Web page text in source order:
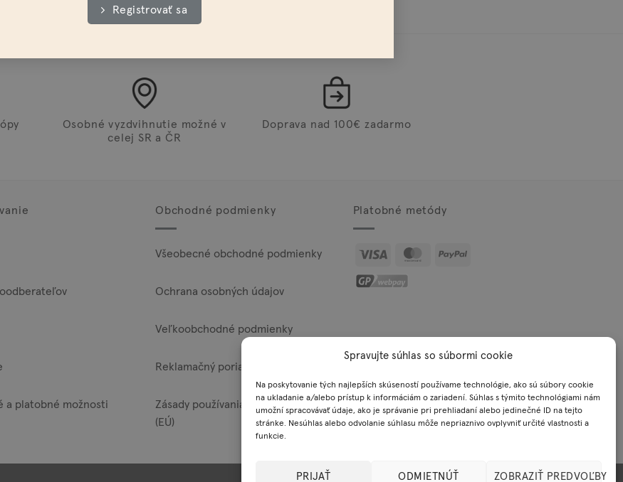
Registrovať sa
Spravujte súhlas so súbormi cookie
Na poskytovanie tých najlepších skúseností používame technológie, ako sú súbory cookie
na ukladanie a/alebo prístup k informáciám o zariadení. Súhlas s týmito technológiami nám
umožní spracovávať údaje, ako je správanie pri prehliadaní alebo jedinečné ID na tejto
stránke. Nesúhlas alebo odvolanie súhlasu môže nepriaznivo ovplyvniť určité vlastnosti a
funkcie.
PRIJAŤ ODMIETNÚŤ ZOBRAZIŤ PREDVOĽBY
Osobné vyzdvihnutie možné v
celej SR a ČR
Doprava nad 100€ zadarmo
a platobné možnosti
Obchodné podmienky
Všeobecné obchodné podmienky
Ochrana osobných údajov
Veľkoobchodné podmienky
Reklamačný poriadok
Zásady používania súborov cookie
(EÚ)
Platobné metódy
Visa MasterCardPayPal